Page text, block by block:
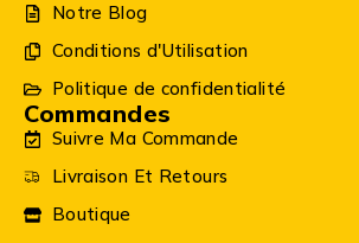
Notre Blog
Conditions d'Utilisation
Politique de confidentialité
Commandes
Suivre Ma Commande
Livraison Et Retours
Boutique